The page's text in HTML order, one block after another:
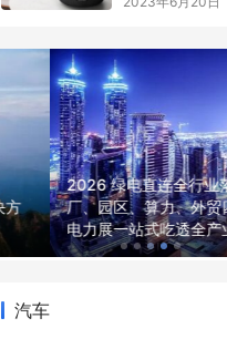
2026 绿电直连全行业落地全景
厂、园区、算力、外贸四大场景
电力展一站式吃透全产业链解决
汽车